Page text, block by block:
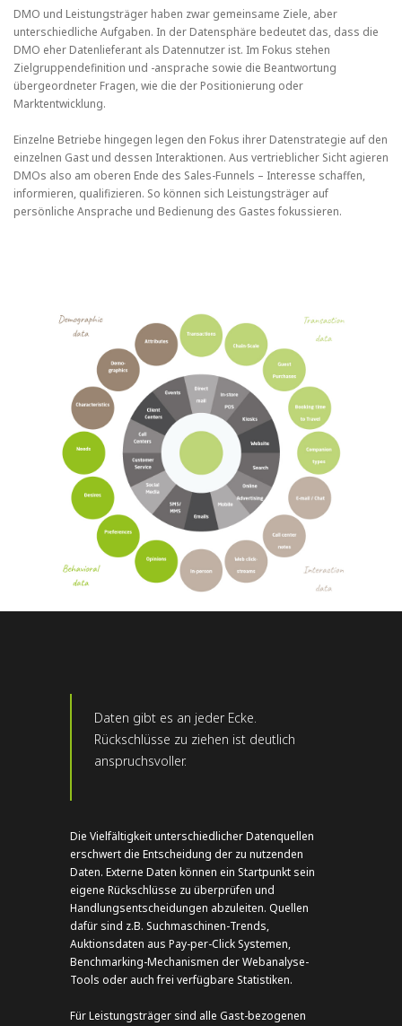
DMO und Leistungsträger haben zwar gemeinsame Ziele, aber
unterschiedliche Aufgaben. In der Datensphäre bedeutet das, dass die
DMO eher Datenlieferant als Datennutzer ist. Im Fokus stehen
Zielgruppendefinition und -ansprache sowie die Beantwortung
übergeordneter Fragen, wie die der Positionierung oder
Marktentwicklung.
Einzelne Betriebe hingegen legen den Fokus ihrer Datenstrategie auf den
einzelnen Gast und dessen Interaktionen. Aus vertrieblicher Sicht agieren
DMOs also am oberen Ende des Sales-Funnels – Interesse schaffen,
informieren, qualifizieren. So können sich Leistungsträger auf
persönliche Ansprache und Bedienung des Gastes fokussieren.
Daten gibt es an jeder Ecke.
Rückschlüsse zu ziehen ist deutlich
anspruchsvoller.
Die Vielfältigkeit unterschiedlicher Datenquellen
erschwert die Entscheidung der zu nutzenden
Daten. Externe Daten können ein Startpunkt sein
eigene Rückschlüsse zu überprüfen und
Handlungsentscheidungen abzuleiten. Quellen
dafür sind z.B. Suchmaschinen-Trends,
Auktionsdaten aus Pay-per-Click Systemen,
Benchmarking-Mechanismen der Webanalyse-
Tools oder auch frei verfügbare Statistiken.
Für Leistungsträger sind alle Gast-bezogenen